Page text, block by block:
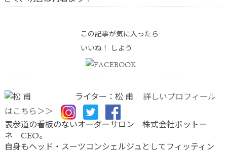
この記事が気に入ったら
いいね！ しよう
ライター：松 甫
詳しいプロフィール
はこちら＞＞
表参道の看板のないオーダーサロン 株式会社ボットー
ネ CEO。
自身もヘッド・スーツコンシェルジュとしてフィッティン